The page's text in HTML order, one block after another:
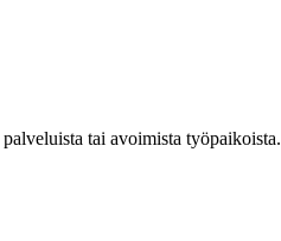
tai avoimista työpaikoista.